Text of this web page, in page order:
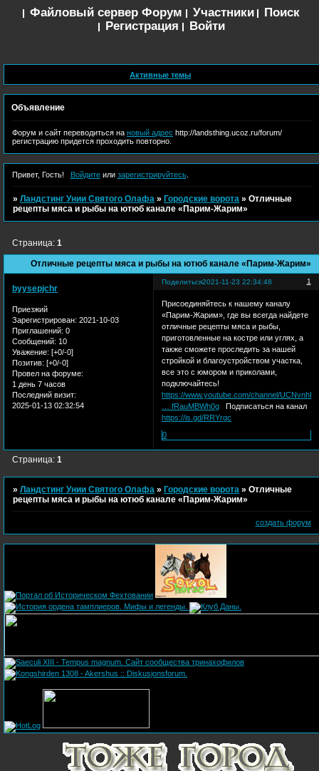
Файловый сервер Форум Участники
Поиск
Регистрация
Войти
Активные темы
Объявление
Форум и сайт переводиться на новый адрес http://landsthing.ucoz.ru/forum/
регистрацию придется проходить повторно.
Привет, Гость! Войдитеили зарегистрируйтесь.
»Ландстинг Унии Святого Олафа »Городские ворота »Отличные
рецепты мяса и рыбы на ютюб канале «Парим-Жарим»
Отличные рецепты мяса и рыбы на ютюб канале «Парим-Жарим»
Страница:1
Поделиться 1
2021-11-23 22:34:48
byysepjchr
Приезжий
Зарегистрирован: 2021-10-03
Приглашений: 0
Сообщений: 10
Уважение: [+0/-0]
Позитив: [+0/-0]
Провел на форуме:
1 день 7 часов
Последний визит:
2025-01-13 02:32:54
Присоединяйтесь к нашему каналу
«Парим-Жарим», где вы всегда найдете
отличные рецепты мяса и рыбы,
приготовленные на костре или углях, а
также сможете проследить за нашей
стройкой и благоустройством участка,
все это с юмором и приколами,
подключайтесь!
https://www.youtube.com/channel/UCNvnhR
… fRauMBWh0g Подписаться на канал
https://is.gd/RRYrgc
0
Страница:1
»Ландстинг Унии Святого Олафа » Городские ворота »Отличные
рецепты мяса и рыбы на ютюб канале «Парим-Жарим»
создать форум